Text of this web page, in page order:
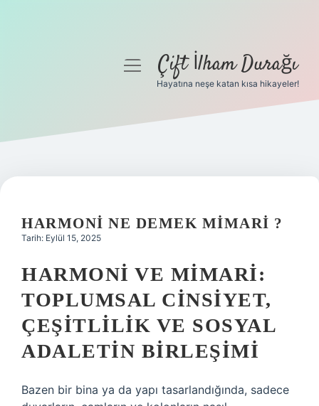
Gizlilik Politikası
Yasal Uyarı
menüyüÇift İlham Durağı
Hayatına neşe katan kısa hikayeler!
HARMONI NE DEMEK MIMARI ?
Tarih: Eylül 15, 2025
HARMONI VE MIMARI:
TOPLUMSAL CINSIYET,
ÇEŞITLILIK VE SOSYAL
ADALETIN BIRLEŞIMI
Bazen bir bina ya da yapı tasarlandığında, sadece